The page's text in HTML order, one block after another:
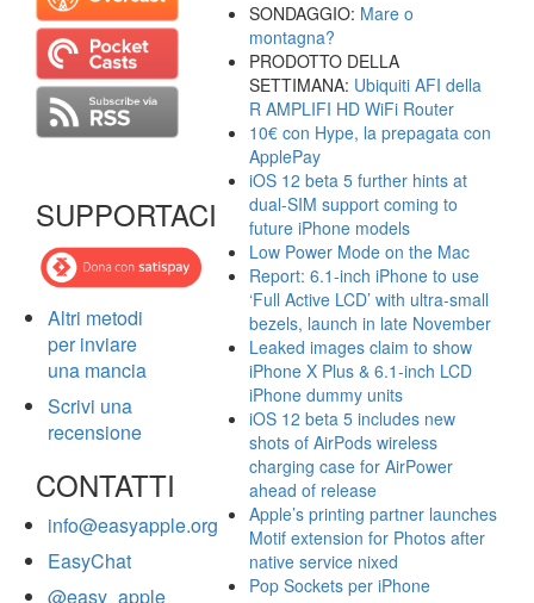
SUPPORTACI
Altri metodi
per inviare
una mancia
Scrivi una
recensione
CONTATTI
info@easyapple.org
EasyChat
@easy_apple
SONDAGGIO: Mare o
montagna?
PRODOTTO DELLA
SETTIMANA: Ubiquiti AFI della
R AMPLIFI HD WiFi Router
10€ con Hype, la prepagata con
ApplePay
iOS 12 beta 5 further hints at
dual-SIM support coming to
future iPhone models
Low Power Mode on the Mac
Report: 6.1-inch iPhone to use
‘Full Active LCD’ with ultra-small
bezels, launch in late November
Leaked images claim to show
iPhone X Plus & 6.1-inch LCD
iPhone dummy units
iOS 12 beta 5 includes new
shots of AirPods wireless
charging case for AirPower
ahead of release
Apple’s printing partner launches
Motif extension for Photos after
native service nixed
Pop Sockets per iPhone